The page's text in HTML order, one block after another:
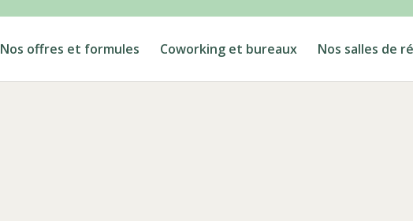
Nos offres et formules Coworking et bureaux Nos salles de